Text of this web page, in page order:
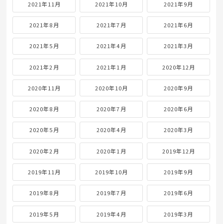
2021年11月 2021年10月 2021年9月
2021年8月 2021年7月 2021年6月
2021年5月 2021年4月 2021年3月
2021年2月 2021年1月 2020年12月
2020年11月 2020年10月 2020年9月
2020年8月 2020年7月 2020年6月
2020年5月 2020年4月 2020年3月
2020年2月 2020年1月 2019年12月
2019年11月 2019年10月 2019年9月
2019年8月 2019年7月 2019年6月
2019年5月 2019年4月 2019年3月